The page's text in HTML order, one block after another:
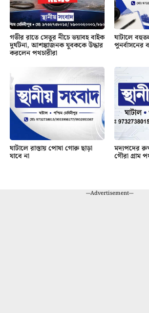
গভীর রাতে সেতুর নীচে ভয়াবহ বাইক
দুর্ঘটনা, আশঙ্কাজনক যুবককে উদ্ধার
করলেন পথচারীরা
ঘাটালে
পুনর্বাসনের
ঘাটালে রাস্তায় পোষা গোরু ছাড়া
যাবে না
মদ্যপদের
গৌরা গ্রাম
---Advertisement---